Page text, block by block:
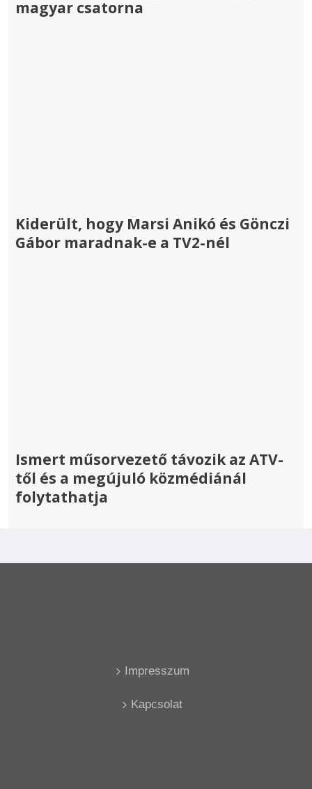
magyar csatorna
Kiderült, hogy Marsi Anikó és Gönczi
Gábor maradnak-e a TV2-nél
Ismert műsorvezető távozik az ATV-
től és a megújuló közmédiánál
folytathatja
Impresszum
Kapcsolat